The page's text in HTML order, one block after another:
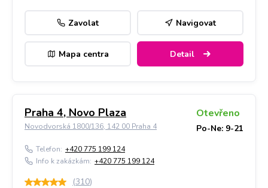
Zavolat Navigovat
Mapa centra Detail
Praha 4, Novo Plaza
Novodvorská 1800/136, 142 00 Praha 4
Otevřeno
Po-Ne: 9-21
Telefon: +420 775 199 124
Info k zakázkám: +420 775 199 124
(310)